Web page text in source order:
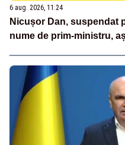
6 aug. 2026, 11:24
Nicușor Dan, suspendat
nume de prim-ministru,